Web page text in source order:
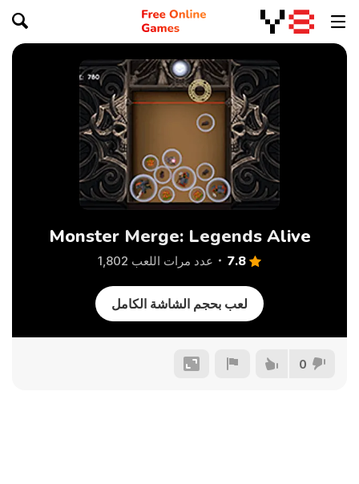
Monster Merge: Legends Alive
7.8 عدد مرات اللعب 1,802
لعب بحجم الشاشة الكامل
0